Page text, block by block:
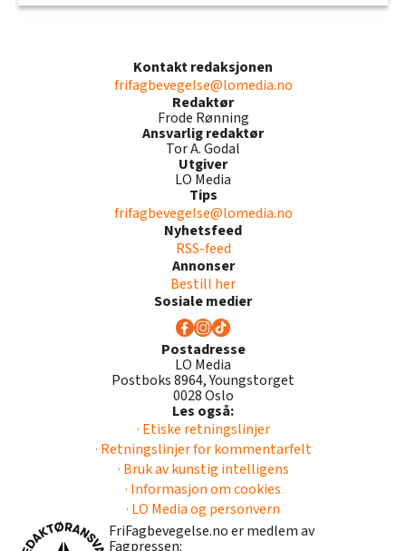
Kontakt redaksjonen
frifagbevegelse@lomedia.no
Redaktør
Frode Rønning
Ansvarlig redaktør
Tor A. Godal
Utgiver
LO Media
Tips
frifagbevegelse@lomedia.no
Nyhetsfeed
RSS-feed
Annonser
Bestill her
Sosiale medier
Postadresse
LO Media
Postboks 8964, Youngstorget
0028 Oslo
Les også:
· Etiske retningslinjer
· Retningslinjer for kommentarfelt
· Bruk av kunstig intelligens
· Informasjon om cookies
· LO Media og personvern
FriFagbevegelse.no er medlem av
Fagpressen: